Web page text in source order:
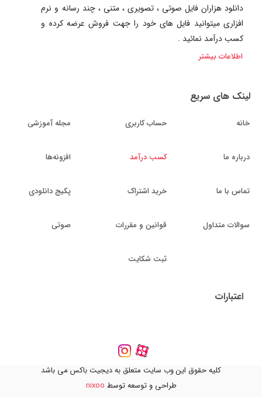
دانلود هزاران فایل صوتی ، تصویری ، متنی ، چند رسانه و نرم
افزاری میتوانید فایل های خود را جهت فروش عرضه کرده و
کسب درآمد نمائید .
اطلاعات بیشتر
لینک های سریع
خانه
درباره ما
تماس با ما
سوالات متداول
حساب کاربری
کسب درآمد
خرید اشتراک
قوانین و مقررات
ثبت شکایت
مجله آموزشی
افزونه‌ها
پکیج دانلودی
صوتی
اعتبارات
کلیه حقوق این وب سایت متعلق به دیجیت باکس می باشد
طراحی و توسعه توسط nixoo